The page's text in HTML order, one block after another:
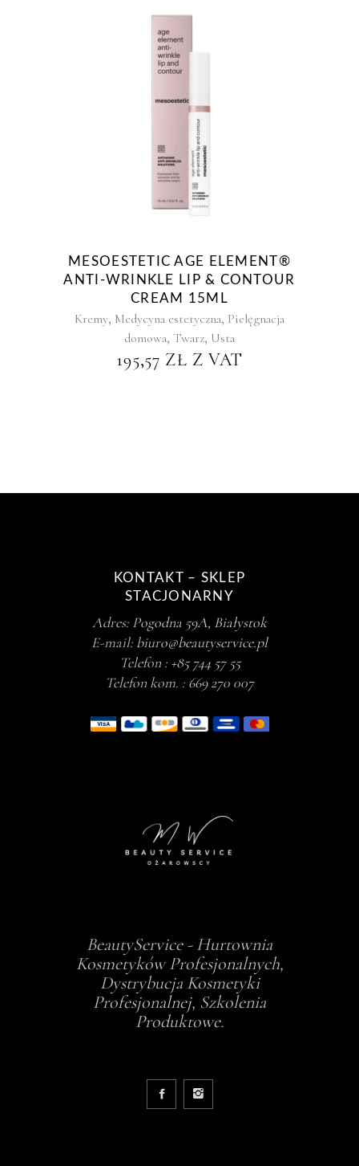
MESOESTETIC AGE ELEMENT®
ANTI-WRINKLE LIP & CONTOUR
CREAM 15ML
Kremy, Medycyna estetyczna, Pielęgnacja
domowa, Twarz, Usta
195,57 ZŁ Z VAT
KONTAKT – SKLEP
STACJONARNY
Adres: Pogodna 59A, Białystok
E-mail: biuro@beautyservice.pl
Telefon : +85 744 57 55
Telefon kom. : 669 270 007
BeautyService - Hurtownia
Kosmetyków Profesjonalnych,
Dystrybucja Kosmetyki
Profesjonalnej, Szkolenia
Produktowe.